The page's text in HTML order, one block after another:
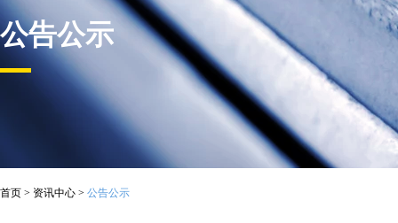
公告公示
首页 > 资讯中心 > 公告公示